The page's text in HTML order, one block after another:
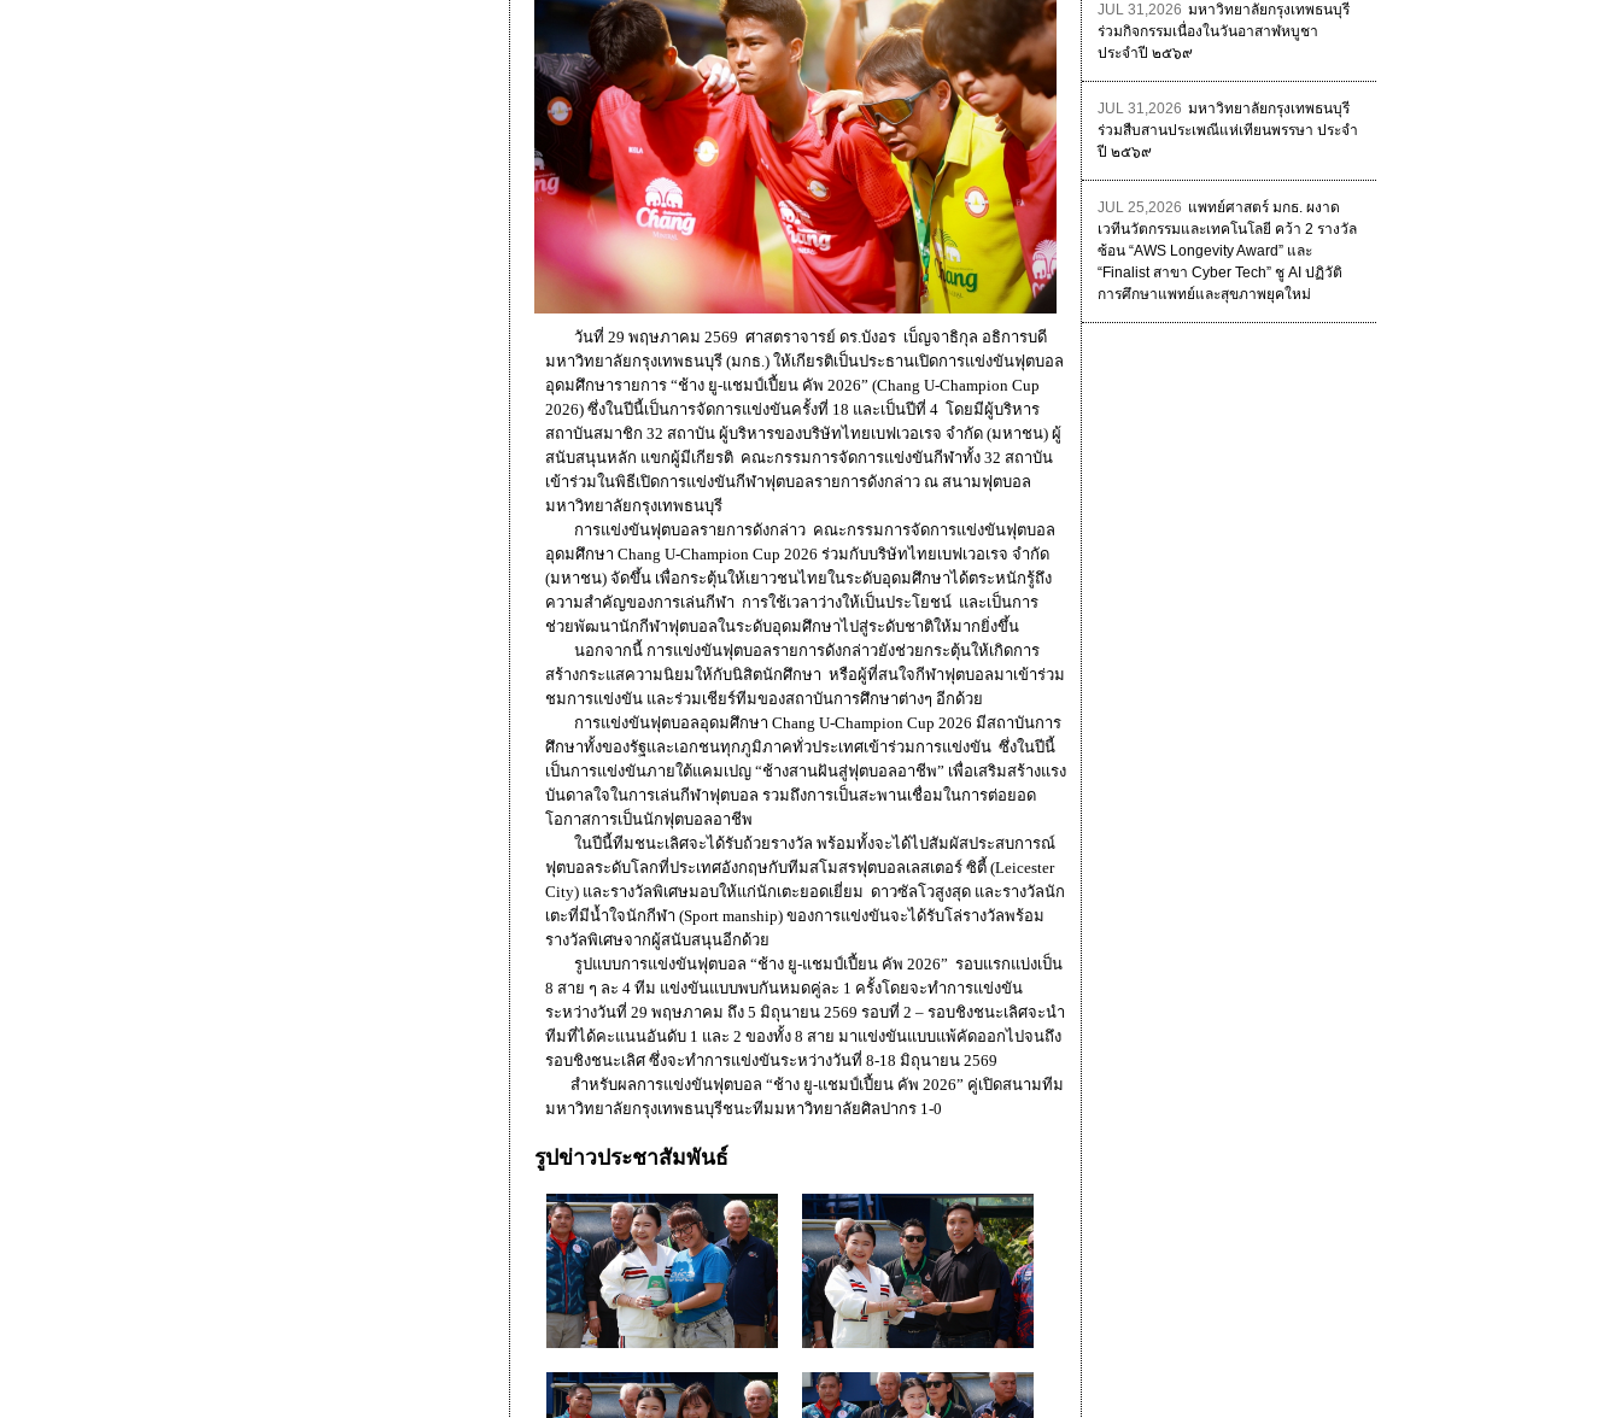
วันที่ 29 พฤษภาคม 2569 ศาสตราจารย์ ดร.บังอร เบ็ญจาธิกุล อธิการบดี
มหาวิทยาลัยกรุงเทพธนบุรี (มกธ.) ให้เกียรติเป็นประธานเปิดการแข่งขันฟุตบอล
อุดมศึกษารายการ “ช้าง ยู-แชมป์เปี้ยน คัพ 2026” (Chang U-Champion Cup
2026) ซึ่งในปีนี้เป็นการจัดการแข่งขันครั้งที่ 18 และเป็นปีที่ 4 โดยมีผู้บริหาร
สถาบันสมาชิก 32 สถาบัน ผู้บริหารของบริษัทไทยเบฟเวอเรจ จำกัด (มหาชน) ผู้
สนับสนุนหลัก แขกผู้มีเกียรติ คณะกรรมการจัดการแข่งขันกีฬาทั้ง 32 สถาบัน
เข้าร่วมในพิธีเปิดการแข่งขันกีฬาฟุตบอลรายการดังกล่าว ณ สนามฟุตบอล
มหาวิทยาลัยกรุงเทพธนบุรี
การแข่งขันฟุตบอลรายการดังกล่าว คณะกรรมการจัดการแข่งขันฟุตบอล
อุดมศึกษา Chang U-Champion Cup 2026 ร่วมกับบริษัทไทยเบฟเวอเรจ จำกัด
(มหาชน) จัดขึ้น เพื่อกระตุ้นให้เยาวชนไทยในระดับอุดมศึกษาได้ตระหนักรู้ถึง
ความสำคัญของการเล่นกีฬา การใช้เวลาว่างให้เป็นประโยชน์ และเป็นการ
ช่วยพัฒนานักกีฬาฟุตบอลในระดับอุดมศึกษาไปสู่ระดับชาติให้มากยิ่งขึ้น
นอกจากนี้ การแข่งขันฟุตบอลรายการดังกล่าวยังช่วยกระตุ้นให้เกิดการ
สร้างกระแสความนิยมให้กับนิสิตนักศึกษา หรือผู้ที่สนใจกีฬาฟุตบอลมาเข้าร่วม
ชมการแข่งขัน และร่วมเชียร์ทีมของสถาบันการศึกษาต่างๆ อีกด้วย
การแข่งขันฟุตบอลอุดมศึกษา Chang U-Champion Cup 2026 มีสถาบันการ
ศึกษาทั้งของรัฐและเอกชนทุกภูมิภาคทั่วประเทศเข้าร่วมการแข่งขัน ซึ่งในปีนี้
เป็นการแข่งขันภายใต้แคมเปญ “ช้างสานฝันสู่ฟุตบอลอาชีพ” เพื่อเสริมสร้างแรง
บันดาลใจในการเล่นกีฬาฟุตบอล รวมถึงการเป็นสะพานเชื่อมในการต่อยอด
โอกาสการเป็นนักฟุตบอลอาชีพ
ในปีนี้ทีมชนะเลิศจะได้รับถ้วยรางวัล พร้อมทั้งจะได้ไปสัมผัสประสบการณ์
ฟุตบอลระดับโลกที่ประเทศอังกฤษกับทีมสโมสรฟุตบอลเลสเตอร์ ซิตี้ (Leicester
City) และรางวัลพิเศษมอบให้แก่นักเตะยอดเยี่ยม ดาวซัลโวสูงสุด และรางวัลนัก
เตะที่มีน้ำใจนักกีฬา (Sport manship) ของการแข่งขันจะได้รับโล่รางวัลพร้อม
รางวัลพิเศษจากผู้สนับสนุนอีกด้วย
รูปแบบการแข่งขันฟุตบอล “ช้าง ยู-แชมป์เปี้ยน คัพ 2026” รอบแรกแบ่งเป็น
8 สาย ๆ ละ 4 ทีม แข่งขันแบบพบกันหมดคู่ละ 1 ครั้งโดยจะทำการแข่งขัน
ระหว่างวันที่ 29 พฤษภาคม ถึง 5 มิถุนายน 2569 รอบที่ 2 – รอบชิงชนะเลิศจะนำ
ทีมที่ได้คะแนนอันดับ 1 และ 2 ของทั้ง 8 สาย มาแข่งขันแบบแพ้คัดออกไปจนถึง
รอบชิงชนะเลิศ ซึ่งจะทำการแข่งขันระหว่างวันที่ 8-18 มิถุนายน 2569
สำหรับผลการแข่งขันฟุตบอล “ช้าง ยู-แชมป์เปี้ยน คัพ 2026” คู่เปิดสนามทีม
มหาวิทยาลัยกรุงเทพธนบุรีชนะทีมมหาวิทยาลัยศิลปากร 1-0
รูปข่าวประชาสัมพันธ์
JUL 31,2026 มหาวิทยาลัยกรุงเทพธนบุรี
ร่วมกิจกรรมเนื่องในวันอาสาฬหบูชา
ประจำปี ๒๕๖๙
JUL 31,2026 มหาวิทยาลัยกรุงเทพธนบุรี
ร่วมสืบสานประเพณีแห่เทียนพรรษา ประจำ
ปี ๒๕๖๙
JUL 25,2026 แพทย์ศาสตร์ มกธ. ผงาด
เวทีนวัตกรรมและเทคโนโลยี คว้า 2 รางวัล
ซ้อน “AWS Longevity Award” และ
“Finalist สาขา Cyber Tech” ชู AI ปฏิวัติ
การศึกษาแพทย์และสุขภาพยุคใหม่